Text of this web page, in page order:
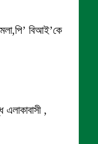
বিআই’কে
,